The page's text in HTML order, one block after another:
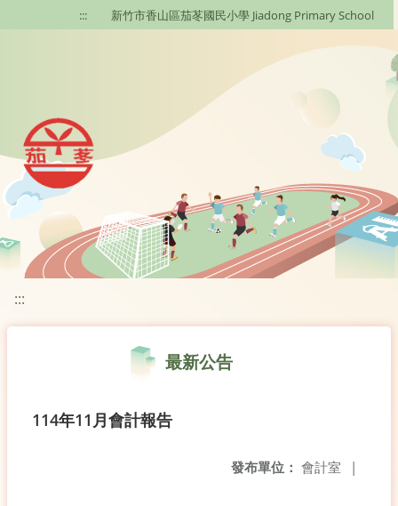
移至網頁之主要內容區位置
::: 新竹市香山區茄苳國民小學 Jiadong Primary School
:::
最新公告
114年11月會計報告
發布單位： 會計室 |